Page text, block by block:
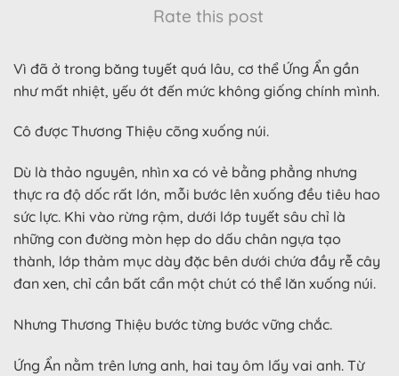
Rate this post
Vì đã ở trong băng tuyết quá lâu, cơ thể Ứng Ẩn gần
như mất nhiệt, yếu ớt đến mức không giống chính mình.
Cô được Thương Thiệu cõng xuống núi.
Dù là thảo nguyên, nhìn xa có vẻ bằng phẳng nhưng
thực ra độ dốc rất lớn, mỗi bước lên xuống đều tiêu hao
sức lực. Khi vào rừng rậm, dưới lớp tuyết sâu chỉ là
những con đường mòn hẹp do dấu chân ngựa tạo
thành, lớp thảm mục dày đặc bên dưới chứa đầy rễ cây
đan xen, chỉ cần bất cẩn một chút có thể lăn xuống núi.
Nhưng Thương Thiệu bước từng bước vững chắc.
Ứng Ẩn nằm trên lưng anh, hai tay ôm lấy vai anh. Từ